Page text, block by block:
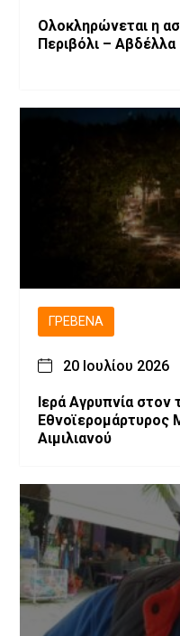
Ολοκληρώνεται η
Περιβόλι – Αβδέλλα
ΓΡΕΒΕΝΆ
20 Ιουλίου 2026
Ιερά Αγρυπνία
Εθνοϊερομάρτυρος
Αιμιλιανού